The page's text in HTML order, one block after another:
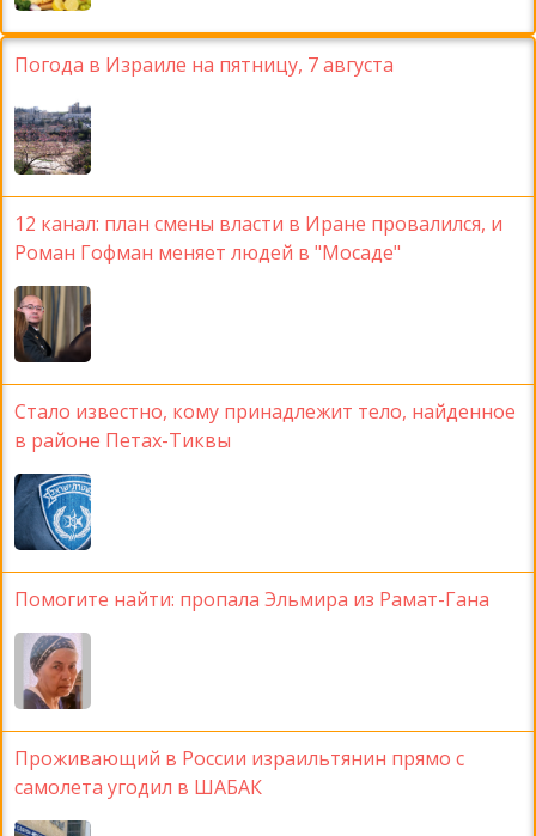
Погода в Израиле на пятницу, 7 августа
12 канал: план смены власти в Иране провалился, и
Роман Гофман меняет людей в "Мосаде"
Стало известно, кому принадлежит тело, найденное
в районе Петах-Тиквы
Помогите найти: пропала Эльмира из Рамат-Гана
Проживающий в России израильтянин прямо с
самолета угодил в ШАБАК